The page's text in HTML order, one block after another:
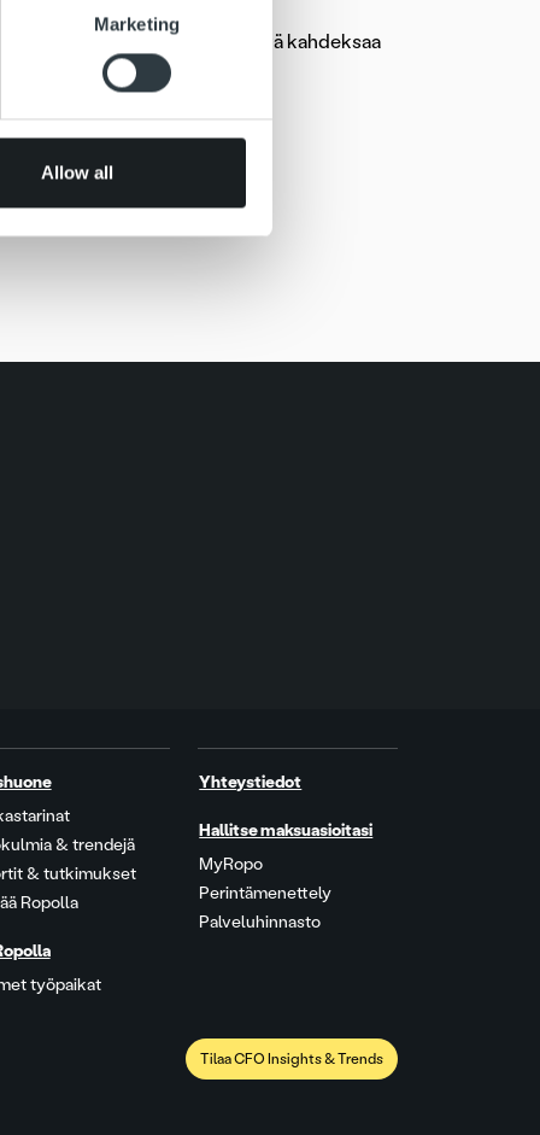
our traffic. We also share
Marketing
Allow all
Leka Volleyta sekä kahdeksaa
& trendejä
& tutkimukset
Ropolla
työpaikat
Yhteystiedot
Hallitse maksuasioitasi
MyRopo
Perintämenettely
Palveluhinnasto
Tilaa CFO Insights & Trends